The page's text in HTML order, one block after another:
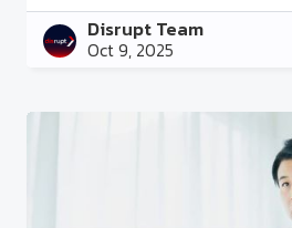
Disrupt Team
Oct 9, 2025